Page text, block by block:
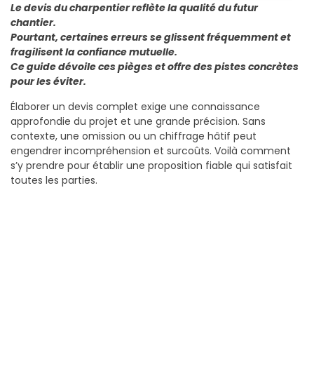
Le devis du charpentier reflète la qualité du futur
chantier.
Pourtant, certaines erreurs se glissent fréquemment et
fragilisent la confiance mutuelle.
Ce guide dévoile ces pièges et offre des pistes concrètes
pour les éviter.
Élaborer un devis complet exige une connaissance
approfondie du projet et une grande précision. Sans
contexte, une omission ou un chiffrage hâtif peut
engendrer incompréhension et surcoûts. Voilà comment
s’y prendre pour établir une proposition fiable qui satisfait
toutes les parties.